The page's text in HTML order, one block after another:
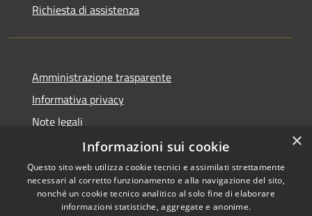
Richiesta di assistenza
Amministrazione trasparente
Informativa privacy
Note legali
Dichiarazione di accessibilità
×
Informazioni sui cookie
Questo sito web utilizza cookie tecnici e assimilati strettamente
necessari al corretto funzionamento e alla navigazione del sito,
nonché un cookie tecnico analitico al solo fine di elaborare
informazioni statistiche, aggregate e anonime.